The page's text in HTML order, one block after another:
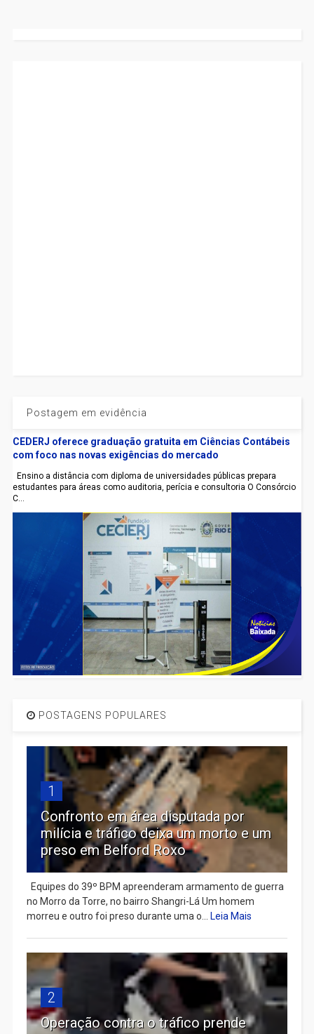
Postagem em evidência
CEDERJ oferece graduação gratuita em Ciências Contábeis
com foco nas novas exigências do mercado
Ensino a distância com diploma de universidades públicas prepara
estudantes para áreas como auditoria, perícia e consultoria O Consórcio
C...
POSTAGENS POPULARES
1
Confronto em área disputada por
milícia e tráfico deixa um morto e um
preso em Belford Roxo
Equipes do 39º BPM apreenderam armamento de guerra
no Morro da Torre, no bairro Shangri-Lá Um homem
morreu e outro foi preso durante uma o...
Leia Mais
2
Operação contra o tráfico prende